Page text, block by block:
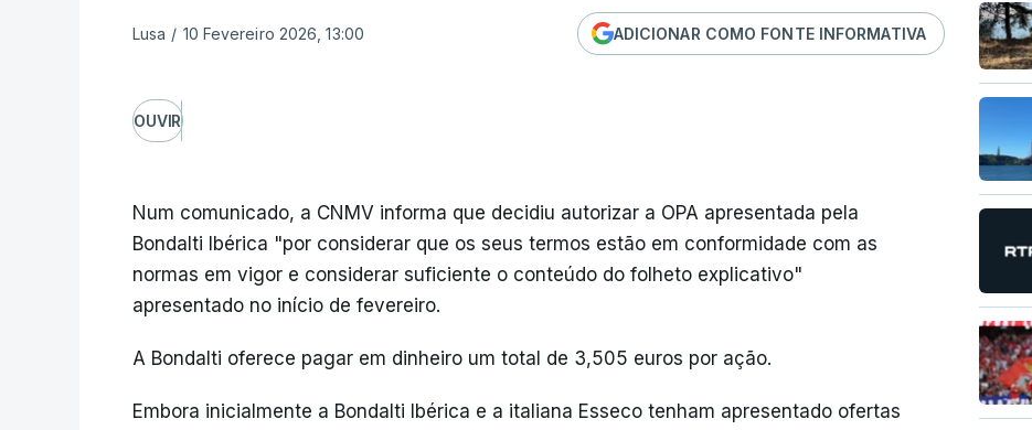
Lusa / 10 Fevereiro 2026, 13:00 ADICIONAR COMO FONTE INFORMATIVA
OUVIR
Num comunicado, a CNMV informa que decidiu autorizar a OPA apresentada pela
Bondalti Ibérica "por considerar que os seus termos estão em conformidade com as
normas em vigor e considerar suficiente o conteúdo do folheto explicativo"
apresentado no início de fevereiro.
A Bondalti oferece pagar em dinheiro um total de 3,505 euros por ação.
Embora inicialmente a Bondalti Ibérica e a italiana Esseco tenham apresentado ofertas